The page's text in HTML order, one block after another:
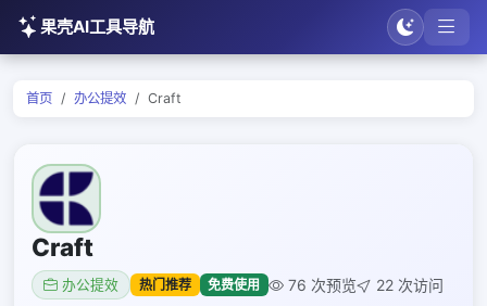
果壳AI工具导航
首页 办公提效 Craft
Craft
办公提效 热门推荐 免费使用 76 次预览 22 次访问